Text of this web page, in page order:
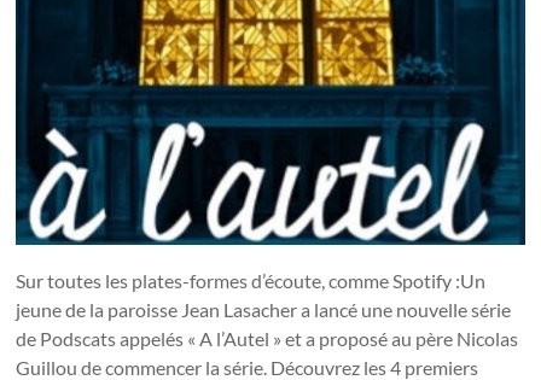
Sur toutes les plates-formes d’écoute, comme Spotify :Un
jeune de la paroisse Jean Lasacher a lancé une nouvelle série
de Podscats appelés « A l’Autel » et a proposé au père Nicolas
Guillou de commencer la série. Découvrez les 4 premiers